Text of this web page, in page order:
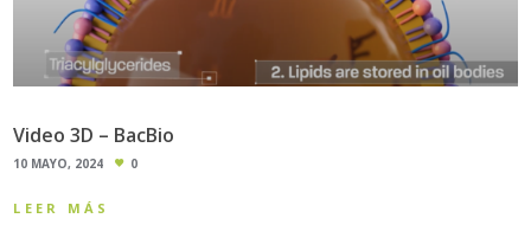
Video 3D – BacBio
10 MAYO, 2024 0
LEER MÁS